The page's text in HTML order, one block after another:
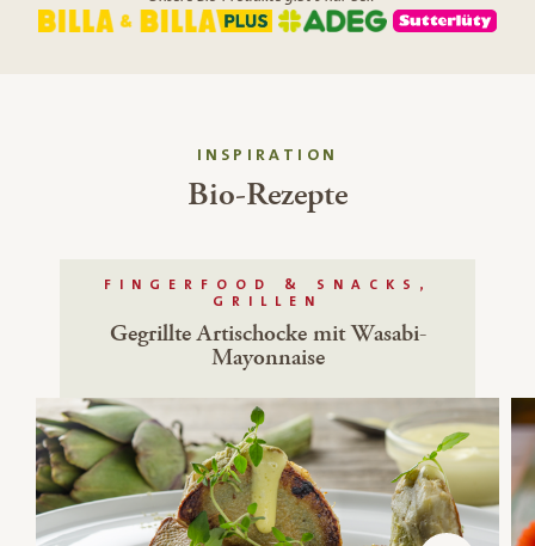
INSPIRATION
Bio-Rezepte
FINGERFOOD & SNACKS,
GRILLEN
Gegrillte Artischocke mit Wasabi-
Mayonnaise